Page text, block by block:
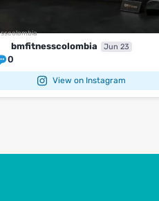
bmfitnesscolombia Jun 23
0
View on Instagram